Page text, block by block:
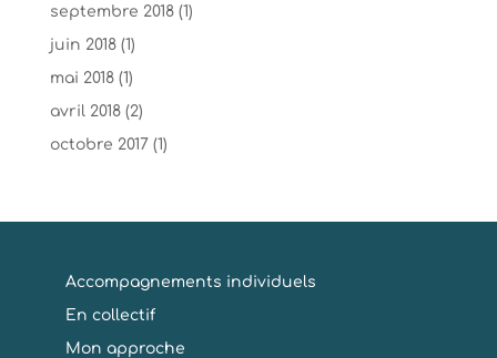
septembre 2018(1)
juin 2018(1)
mai 2018(1)
avril 2018(2)
octobre 2017(1)
Accompagnements individuels
En collectif
Mon approche